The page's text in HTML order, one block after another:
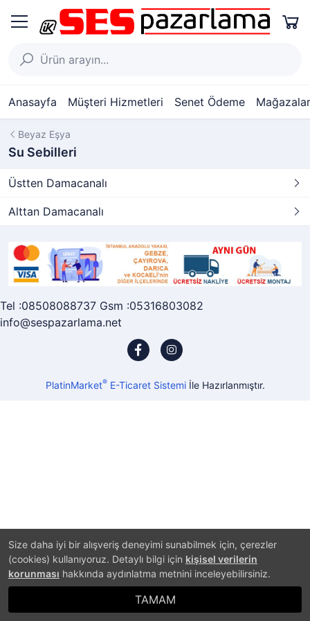
Anasayfa Müşteri Hizmetleri Senet Ödeme
Size daha iyi bir alışveriş deneyimi sunabilmek için, çerezler
(cookies) kullanıyoruz. Detaylı bilgi için kişisel verilerin
korunması hakkında aydınlatma metnini inceleyebilirsiniz.
TAMAM
Beyaz Eşya
Su Sebilleri
Üstten Damacanalı
Alttan Damacanalı
Tel :08508088737 Gsm :05316803082
info@sespazarlama.net
PlatinMarket®E-Ticaret Sistemiİle Hazırlanmıştır.